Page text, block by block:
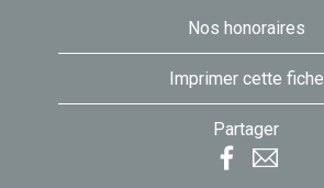
Nos honoraires
Imprimer cette fiche
Partager